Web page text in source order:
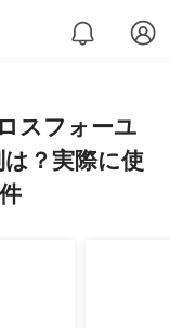
スフォーユ
？実際に使